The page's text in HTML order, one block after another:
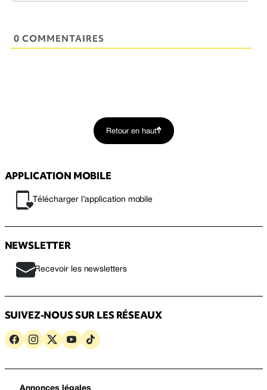
0 COMMENTAIRES
Retour en haut
APPLICATION MOBILE
Télécharger l’application mobile
NEWSLETTER
Recevoir les newsletters
SUIVEZ-NOUS SUR LES RÉSEAUX
Annonces légales